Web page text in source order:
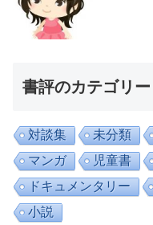
書評のカテゴリー
対談集 未分類
マンガ
児童書
ドキュメンタリー
小説